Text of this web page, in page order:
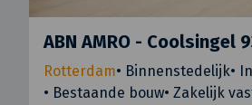
ABN AMRO - Coolsingel
Rotterdam• Binnenstedelijk•
• Bestaande bouw• Zakelijk